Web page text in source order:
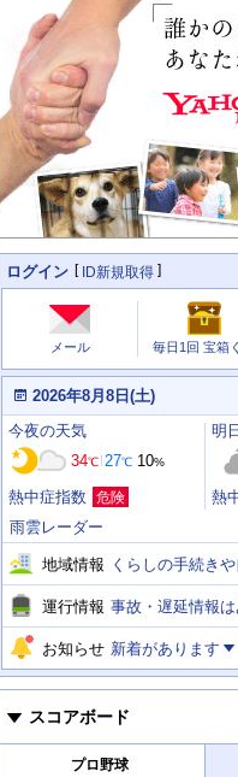
個
人
情
報
ログイン ID新規取得
あ
た
の
ス
ス
メール 毎日1回 宝箱
本
日
の
天
気
、
運
情
報
2026年8月8日(土)
今
日
明
日
の
天
気
今夜の天気
34℃ 27℃ 10%
熱中症指数 危険
明日
熱
雨雲レーダー
地域情報 くらしの手続き
運行情報 事故・遅延情報は
お知らせ 新着があります
スコアボード
プロ野球